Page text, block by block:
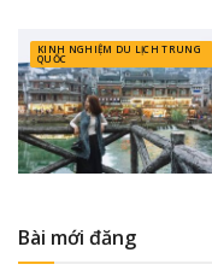
KINH NGHIỆM DU LỊCH TRUNG
QUỐC
Bài mới đăng
KINH NGHIỆM DU LỊCH